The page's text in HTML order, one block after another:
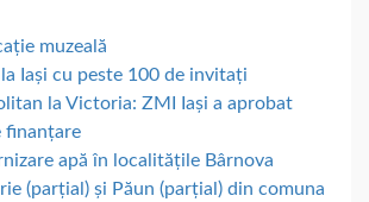
muzeală
Iași cu peste 100 de invitați
la Victoria: ZMI Iași a aprobat
finanțare
apă în localitățile Bârnova
(parțial) și Păun (parțial) din comuna